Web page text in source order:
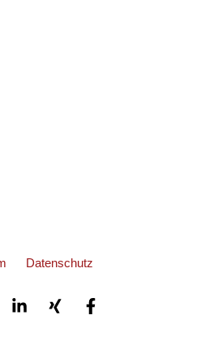
Datenschutz